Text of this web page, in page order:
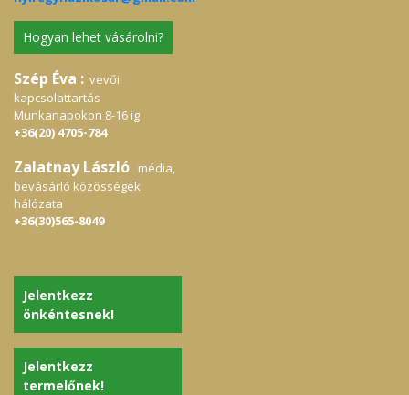
Hogyan lehet vásárolni?
Szép Éva : vevői
kapcsolattartás
Munkanapokon 8-16 ig
+36(20) 4705-784
Zalatnay László: média,
bevásárló közösségek
hálózata
+36(30)565-8049
Jelentkezz
önkéntesnek!
Jelentkezz
termelőnek!